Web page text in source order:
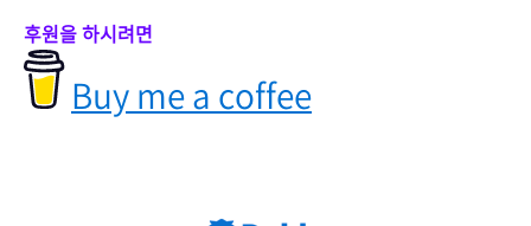
후원을 하시려면
Buy me a coffee